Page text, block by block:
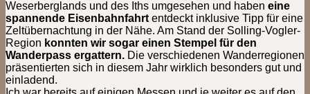
Weserberglands und des Iths umgesehen und haben eine
spannende Eisenbahnfahrt entdeckt inklusive Tipp für eine
Zeltübernachtung in der Nähe. Am Stand der Solling-Vogler-
Region konnten wir sogar einen Stempel für den
Wanderpass ergattern. Die verschiedenen Wanderregionen
präsentierten sich in diesem Jahr wirklich besonders gut und
einladend.